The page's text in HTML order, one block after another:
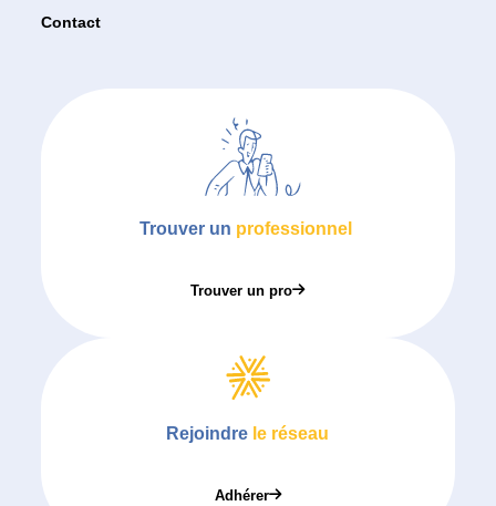
Contact
Trouver un professionnel
Trouver un pro
Rejoindre le réseau
Adhérer